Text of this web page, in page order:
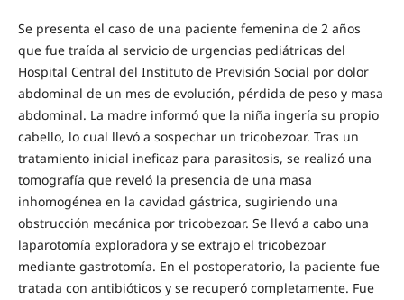
Se presenta el caso de una paciente femenina de 2 años
que fue traída al servicio de urgencias pediátricas del
Hospital Central del Instituto de Previsión Social por dolor
abdominal de un mes de evolución, pérdida de peso y masa
abdominal. La madre informó que la niña ingería su propio
cabello, lo cual llevó a sospechar un tricobezoar. Tras un
tratamiento inicial ineficaz para parasitosis, se realizó una
tomografía que reveló la presencia de una masa
inhomogénea en la cavidad gástrica, sugiriendo una
obstrucción mecánica por tricobezoar. Se llevó a cabo una
laparotomía exploradora y se extrajo el tricobezoar
mediante gastrotomía. En el postoperatorio, la paciente fue
tratada con antibióticos y se recuperó completamente. Fue